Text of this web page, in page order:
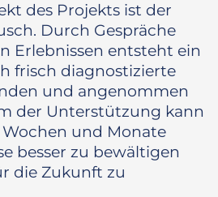
des Projekts ist der
Durch Gespräche
Erlebnissen entsteht ein
frisch diagnostizierte
und angenommen
der Unterstützung kann
Wochen und Monate
besser zu bewältigen
die Zukunft zu